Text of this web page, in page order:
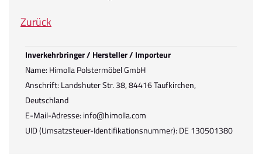
Zurück
Inverkehrbringer / Hersteller / Importeur
Name: Himolla Polstermöbel GmbH
Anschrift: Landshuter Str. 38, 84416 Taufkirchen,
Deutschland
E-Mail-Adresse: info@himolla.com
UID (Umsatzsteuer-Identifikationsnummer): DE 130501380